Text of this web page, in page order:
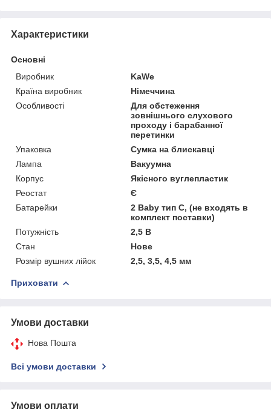
Характеристики
Основні
Виробник
KaWe
Країна виробник
Німеччина
Особливості
Для обстеження
зовнішнього слухового
проходу і барабанної
перетинки
Упаковка
Сумка на блискавці
Лампа
Вакуумна
Корпус
Якісного вуглепластик
Реостат
Є
Батарейки
2 Baby тип C, (не входять в
комплект поставки)
Потужність
2,5 В
Стан
Нове
Розмір вушних лійок
2,5, 3,5, 4,5 мм
Приховати
Умови доставки
Нова Пошта
Всі умови доставки
Умови оплати